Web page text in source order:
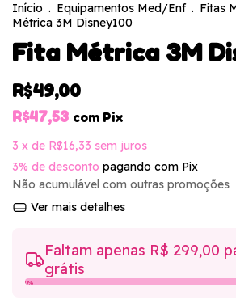
Início . Equipamentos Med/Enf . Fitas
Métrica 3M Disney100
Fita Métrica 3M
R$49,00
R$47,53 com Pix
3 x de R$16,33 sem juros
3% de desconto pagando com Pix
Não acumulável com outras promoções
Ver mais detalhes
Faltam apenas R$ 299,00
grátis
0%